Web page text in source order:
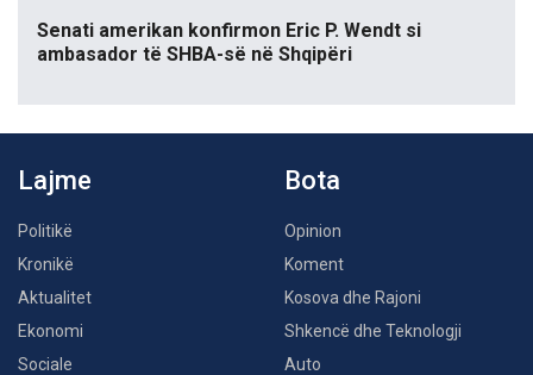
Senati amerikan konfirmon Eric P. Wendt si
ambasador të SHBA-së në Shqipëri
Lajme
Politikë
Kronikë
Aktualitet
Ekonomi
Sociale
Bota
Opinion
Koment
Kosova dhe Rajoni
Shkencë dhe Teknologji
Auto